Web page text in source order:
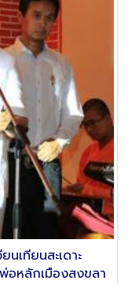
นเทียนสะเดาะ
พ่อหลักเมืองสงขลา